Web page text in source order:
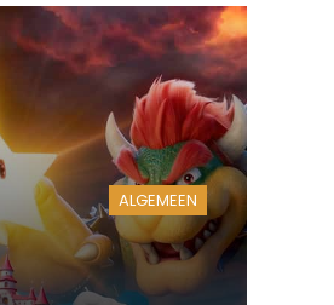
ALGEMEEN